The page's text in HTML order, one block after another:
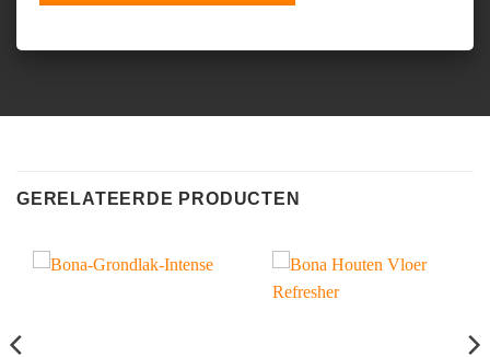
GERELATEERDE PRODUCTEN